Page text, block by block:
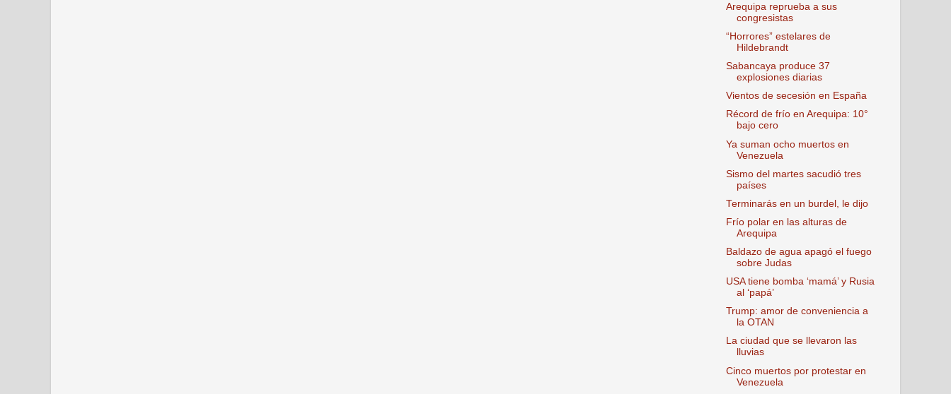
Arequipa reprueba a sus
congresistas
“Horrores” estelares de
Hildebrandt
Sabancaya produce 37
explosiones diarias
Vientos de secesión en España
Récord de frío en Arequipa: 10°
bajo cero
Ya suman ocho muertos en
Venezuela
Sismo del martes sacudió tres
países
Terminarás en un burdel, le dijo
Frío polar en las alturas de
Arequipa
Baldazo de agua apagó el fuego
sobre Judas
USA tiene bomba ‘mamá’ y Rusia
al ‘papá’
Trump: amor de conveniencia a
la OTAN
La ciudad que se llevaron las
lluvias
Cinco muertos por protestar en
Venezuela